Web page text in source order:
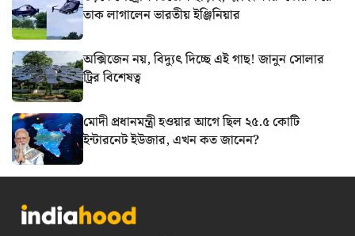
তাক লাগালেন ভারতীয় ইঞ্জিনিয়ার
অক্সিজেন নয়, বিদ্যুৎ দিচ্ছে এই গাছ! জানুন সোলার
ট্রির বিশেষত্ব
মোদী প্রধানমন্ত্রী হওয়ার আগে ছিল ২৫.৫ কোটি
ইন্টারনেট ইউজার, এখন কত জানেন?